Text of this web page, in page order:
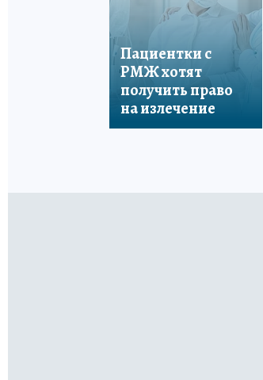
Пациентки с
РМЖ хотят
получить право
на излечение